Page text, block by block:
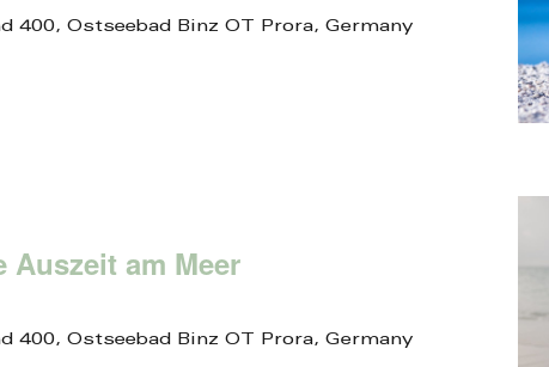
400, Ostseebad Binz OT Prora, Germany
am Meer
400, Ostseebad Binz OT Prora, Germany